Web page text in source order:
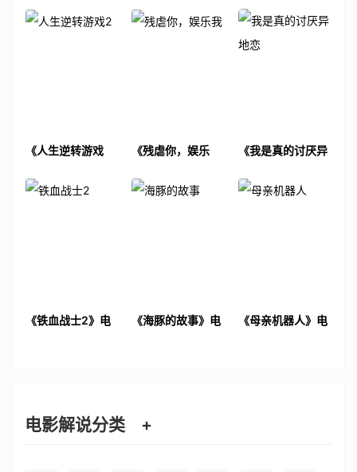
《人生逆转游戏
《残虐你，娱乐
《我是真的讨厌异
案
《铁血战士2》电
《海豚的故事》电
《母亲机器人》电
电影解说分类 +